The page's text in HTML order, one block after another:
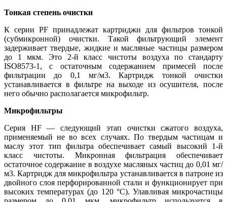
Тонкая степень очистки
К серии PF принадлежат картриджи для фильтров тонкой
(субмикронной) очистки. Такой фильтрующий элемент
задерживает твердые, жидкие и масляные частицы размером
до 1 мкм. Это 2-й класс чистоты воздуха по стандарту
ISO8573-1, с остаточным содержанием примесей после
фильтрации до 0,1 мг/м3. Картридж тонкой очистки
устанавливается в фильтре на выходе из осушителя, после
него обычно располагается микрофильтр.
Микрофильтры
Серия HF — следующий этап очистки сжатого воздуха,
применяемый не во всех случаях. По твердым частицам и
маслу этот тип фильтра обеспечивает самый высокий 1-й
класс чистоты. Микронная фильтрация обеспечивает
остаточное содержание в воздухе масляных частиц до 0,01 мг/
м3. Картридж для микрофильтра устанавливается в патроне из
двойного слоя перфорированной стали и функционирует при
высоких температурах (до 120 °С). Улавливая микрочастицы